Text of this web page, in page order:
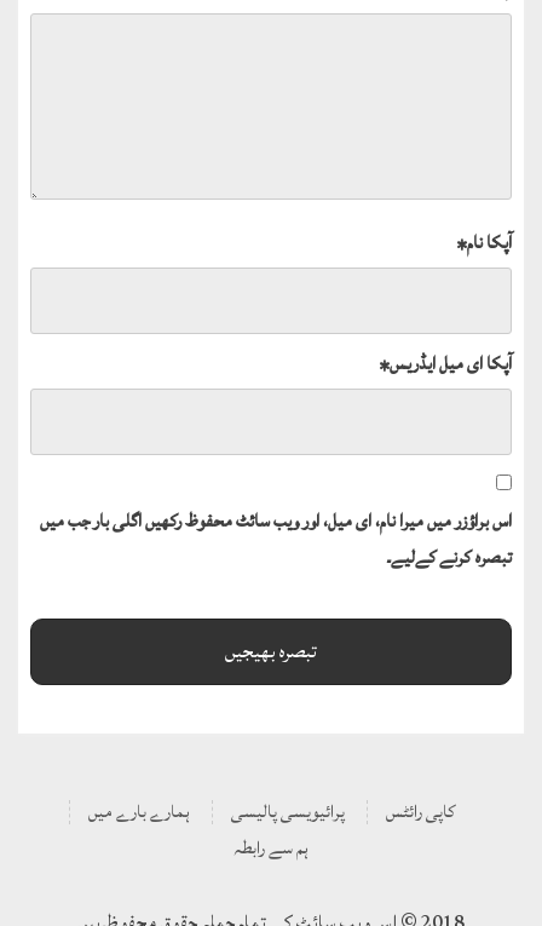
آپکا نام*
آپکا ای میل ایڈریس*
اس براؤزر میں میرا نام، ای میل، اور ویب سائٹ محفوظ رکھیں اگلی بار جب میں
تبصرہ کرنے کےلیے۔
کاپی رائٹس پرائیویسی پالیسی
ہمارے بارے میں
ہم سے رابطہ